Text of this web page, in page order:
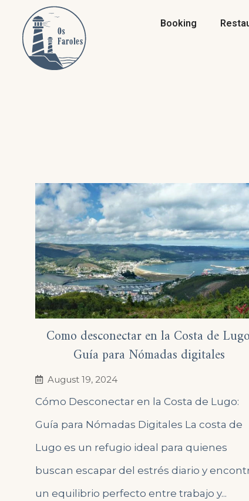
Booking
Como desconectar en la Costa de
Guía para Nómadas digitales
August 19, 2024
Cómo Desconectar en la Costa de Lugo:
Guía para Nómadas Digitales La costa de
Lugo es un refugio ideal para quienes
buscan escapar del estrés diario y
un equilibrio perfecto entre trabajo y...